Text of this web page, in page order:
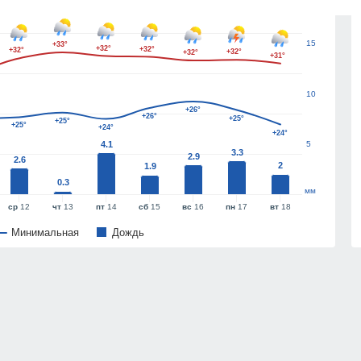
Минимальная Дождь
ср 12 чт13 пт14 сб 15 вс 16 пн 17 вт18
5
10
15
мм
2.6
0.3
4.1
1.9
2.9
3.3
2
+32°
+33° +32° +32° +32° +32° +31°
+25°
+25°
+24°
+26°
+26°
+25°
+24°